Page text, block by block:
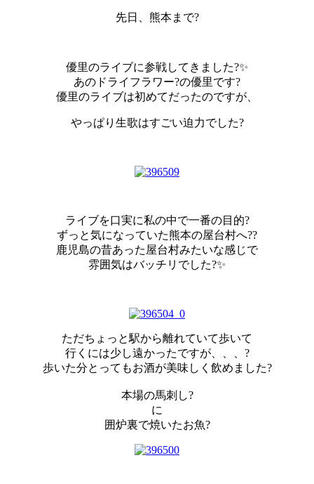
先日、熊本まで?
優里のライブに参戦してきました?✨
あのドライフラワー?の優里です?
優里のライブは初めてだったのですが、
やっぱり生歌はすごい迫力でした?
ライブを口実に私の中で一番の目的?
ずっと気になっていた熊本の屋台村へ??
鹿児島の昔あった屋台村みたいな感じで
雰囲気はバッチリでした?✨
ただちょっと駅から離れていて歩いて
行くには少し遠かったですが、、、?
歩いた分とってもお酒が美味しく飲めました?
本場の馬刺し?
に
囲炉裏で焼いたお魚?